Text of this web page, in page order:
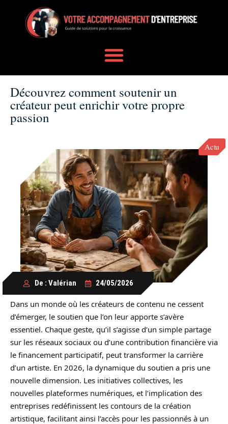
Découvrez comment soutenir un
créateur peut enrichir votre propre
passion
Actu
De : Valérian 24/05/2026
Dans un monde où les créateurs de contenu ne cessent
d’émerger, le soutien que l’on leur apporte s’avère
essentiel. Chaque geste, qu’il s’agisse d’un simple partage
sur les réseaux sociaux ou d’une contribution financière via
le financement participatif, peut transformer la carrière
d’un artiste. En 2026, la dynamique du soutien a pris une
nouvelle dimension. Les initiatives collectives, les
nouvelles plateformes numériques, et l’implication des
entreprises redéfinissent les contours de la création
artistique, facilitant ainsi l’accès pour les passionnés à un